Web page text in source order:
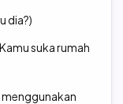
dia?)
suka rumah